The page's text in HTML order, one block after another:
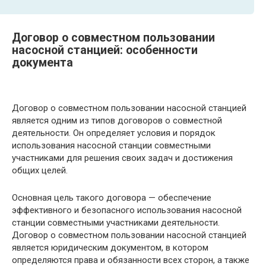
Договор о совместном пользовании
насосной станцией: особенности
документа
Договор о совместном пользовании насосной станцией
является одним из типов договоров о совместной
деятельности. Он определяет условия и порядок
использования насосной станции совместными
участниками для решения своих задач и достижения
общих целей.
Основная цель такого договора — обеспечение
эффективного и безопасного использования насосной
станции совместными участниками деятельности.
Договор о совместном пользовании насосной станцией
является юридическим документом, в котором
определяются права и обязанности всех сторон, а также